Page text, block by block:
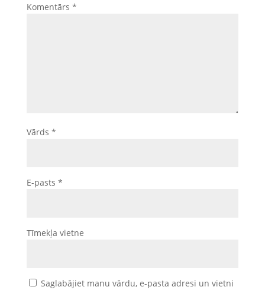
Komentārs *
Vārds *
E-pasts *
Tīmekļa vietne
Saglabājiet manu vārdu, e-pasta adresi un vietni